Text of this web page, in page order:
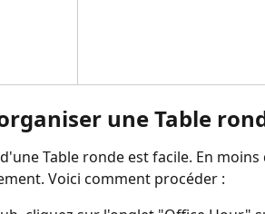
une Table
Table ronde est facile. En
Voici comment procéder :